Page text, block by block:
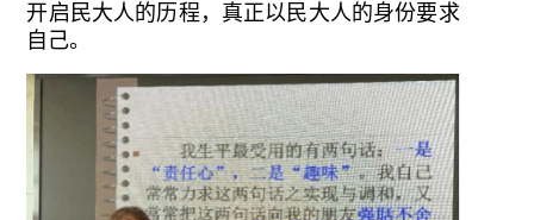
开启民大人的历程，真正以民大人的身份要求
自己。